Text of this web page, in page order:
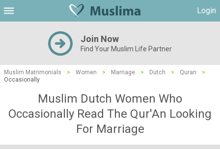
Login
Join Now
Find Your Muslim Life Partner
Muslim Matrimonials > Women > Marriage > Dutch > Quran
>
Occasionally
Muslim Dutch Women Who
Occasionally Read The Qur'An Looking
For Marriage